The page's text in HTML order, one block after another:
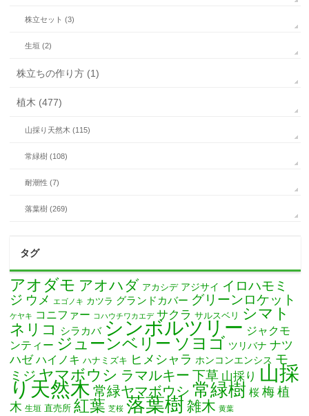
株立セット (3)
生垣 (2)
株立ちの作り方 (1)
植木 (477)
山採り天然木 (115)
常緑樹 (108)
耐潮性 (7)
落葉樹 (269)
タグ
アオダモ アオハダ アカシデ アジサイ イロハモミ
ジ ウメ エゴノキ カツラ グランドカバー グリーンロケット
ケヤキ コニファー コハウチワカエデ サクラ サルスベリ シマト
ネリコ
シラカバ シンボルツリー ジャクモ
ンティー ジューンベリー ソヨゴ ツリバナ ナツ
ハゼ ハイノキ ハナミズキ ヒメシャラ ホンコンエンシス モ
ミジ ヤマボウシ ラマルキー 下草 山採り 山採
り天然木 常緑ヤマボウシ 常緑樹 桜 梅 植
木 生垣 直売所 紅葉 芝桜 落葉樹 雑木 黄葉